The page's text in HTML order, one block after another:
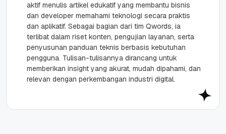
aktif menulis artikel edukatif yang membantu bisnis
dan developer memahami teknologi secara praktis
dan aplikatif. Sebagai bagian dari tim Qwords, ia
terlibat dalam riset konten, pengujian layanan, serta
penyusunan panduan teknis berbasis kebutuhan
pengguna. Tulisan-tulisannya dirancang untuk
memberikan insight yang akurat, mudah dipahami, dan
relevan dengan perkembangan industri digital.